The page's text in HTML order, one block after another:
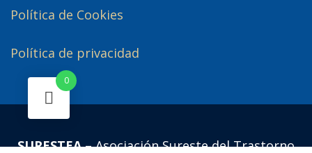
Política de Cookies
Política de privacidad
SURESTEA –Asociación Sureste del Trastorno
0